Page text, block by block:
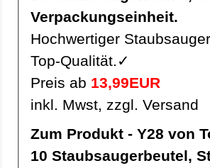
Verpackungseinheit.
Hochwertiger
Top-Qualität.✓
Preis ab 13,99EUR
inkl. Mwst, zzgl. Versand
Zum Produkt - Y28 von
10 Staubsaugerbeutel, Staubbeutel Y28 pro